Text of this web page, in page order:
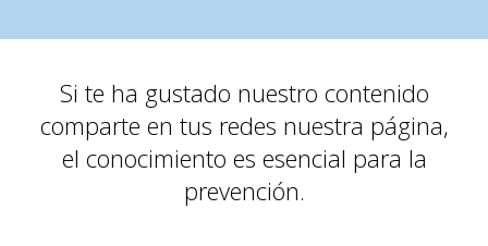
Si te ha gustado nuestro contenido
comparte en tus redes nuestra página,
el conocimiento es esencial para la
prevención.